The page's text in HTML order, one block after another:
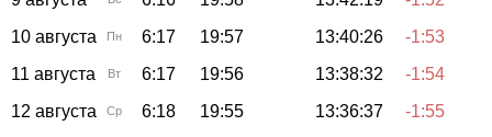
10 августа
Пн 6:17 19:57 13:40:26
-1:53
11 августа
Вт 6:17 19:56 13:38:32
-1:54
12 августа
Ср 6:18 19:55 13:36:37
-1:55